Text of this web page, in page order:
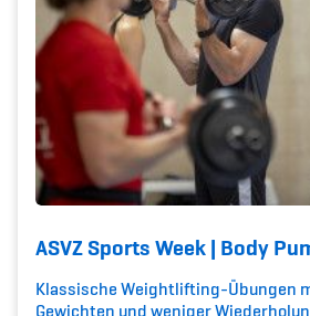
Organisation
Team
Offene Stellen
Mitgliedervereine
ASVZ Sports Week | Body
Klassische Weightlifting-Übungen
Gewichten und weniger